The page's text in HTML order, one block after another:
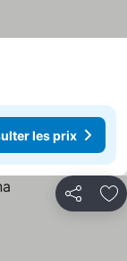
prix
les prix
Partager